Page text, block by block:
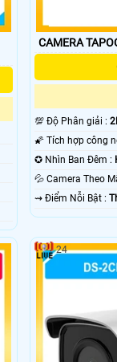
💯 Độ Phân giải :
✪ Nhìn Ban Đêm :
💦 Camera Theo
️⇝ Điểm Nỗi Bật :
24